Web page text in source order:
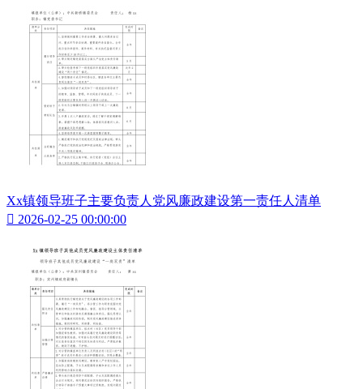
Xx镇领导班子主要负责人党风廉政建设第一责任人清单
 2026-02-25 00:00:00